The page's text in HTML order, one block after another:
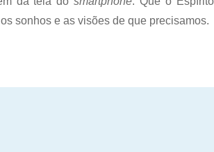
sonhos e as visões de que precisamos.